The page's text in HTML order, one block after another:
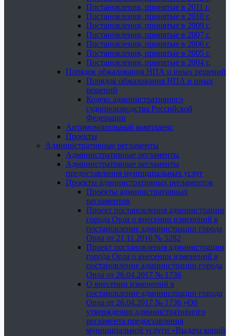
Постановления, принятые в 2011 г.
Постановления, принятые в 2010 г.
Постановления, принятые в 2009 г.
Постановления, принятые в 2007 г.
Постановления, принятые в 2006 г.
Постановления, принятые в 2005 г.
Постановления, принятые в 2004 г.
Порядок обжалования НПА и иных решений
Порядок обжалования НПА и иных
решений
Кодекс административного
судопроизводства Российской
Федерации
Антимонопольный комплаенс
Проекты
Административные регламенты
Административные регламенты
Административные регламенты
предоставления муниципальных услуг
Проекты административных регламентов
Проекты административных
регламентов
Проект постановления администрации
города Орла о внесении изменений в
постановление администрации города
Орла от 21.11.2016 № 5282
Проект постановления администрации
города Орла о внесении изменений в
постановление администрации города
Орла от 26.04.2017 № 1736
О внесении изменений в
постановление администрации города
Орла от 26.04.2017 № 1736 «Об
утверждении административного
регламента предоставления
муниципальной услуги «Выдача копий